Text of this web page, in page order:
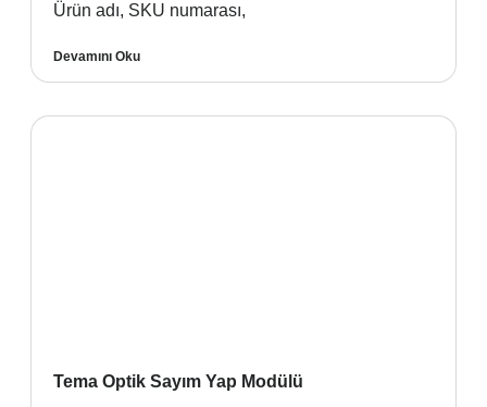
Ürün adı, SKU numarası,
Devamını Oku
Tema Optik Sayım Yap Modülü